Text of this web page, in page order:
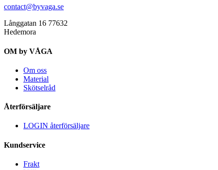
contact@byvaga.se
Långgatan 16 77632
Hedemora
OM by VÅGA
Om oss
Material
Skötselråd
Återförsäljare
LOGIN återförsäljare
Kundservice
Frakt